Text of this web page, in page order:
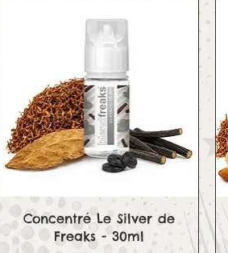
Aperçu rapide
Concentré Le Silver de
Freaks - 30ml